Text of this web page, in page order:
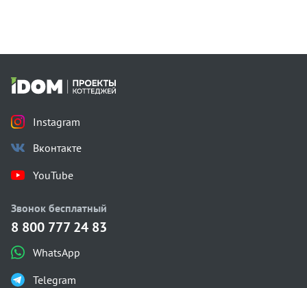
Instagram
Вконтакте
YouTube
Звонок бесплатный
8 800 777 24 83
WhatsApp
Telegram